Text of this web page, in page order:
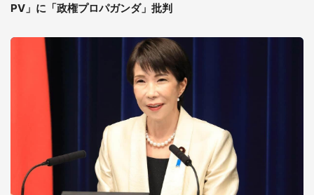
PV」に「政権プロパガンダ」批判